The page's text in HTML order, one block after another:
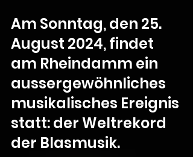
Am Sonntag, den 25.
August 2024, findet
am Rheindamm ein
aussergewöhnliches
musikalisches Ereignis
statt: der Weltrekord
der Blasmusik.